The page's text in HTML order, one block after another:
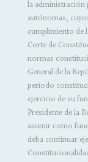
la administración
autónomas,
cumplimiento de
Corte de
normas
General de la
período
ejercicio de su
Presidente de la
asumir como
deba continuar